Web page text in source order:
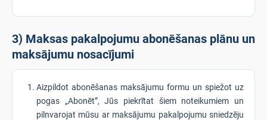
3) Maksas pakalpojumu abonēšanas plānu un
maksājumu nosacījumi
Aizpildot abonēšanas maksājumu formu un spiežot uz
pogas „Abonēt”, Jūs piekrītat šiem noteikumiem un
pilnvarojat mūsu ar maksājumu pakalpojumu sniedzēju